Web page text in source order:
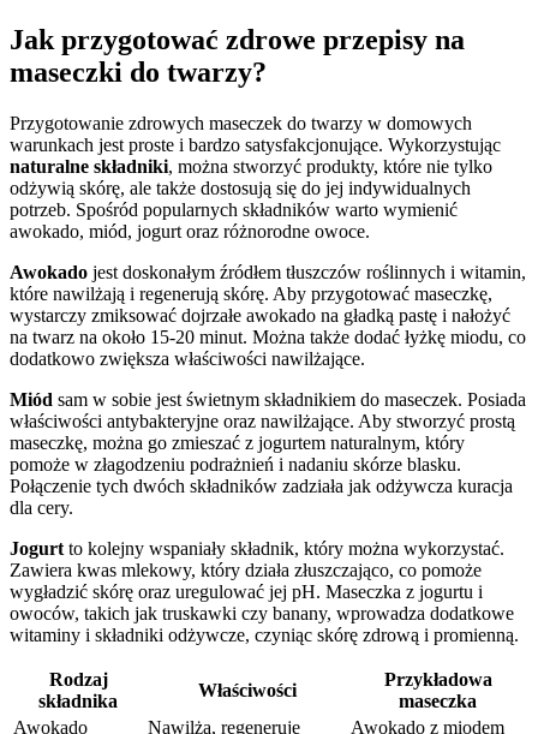
Jak przygotować zdrowe przepisy na
maseczki do twarzy?
Przygotowanie zdrowych maseczek do twarzy w domowych
warunkach jest proste i bardzo satysfakcjonujące. Wykorzystując
naturalne składniki, można stworzyć produkty, które nie tylko
odżywią skórę, ale także dostosują się do jej indywidualnych
potrzeb. Spośród popularnych składników warto wymienić
awokado, miód, jogurt oraz różnorodne owoce.
Awokado jest doskonałym źródłem tłuszczów roślinnych i witamin,
które nawilżają i regenerują skórę. Aby przygotować maseczkę,
wystarczy zmiksować dojrzałe awokado na gładką pastę i nałożyć
na twarz na około 15-20 minut. Można także dodać łyżkę miodu, co
dodatkowo zwiększa właściwości nawilżające.
Miód sam w sobie jest świetnym składnikiem do maseczek. Posiada
właściwości antybakteryjne oraz nawilżające. Aby stworzyć prostą
maseczkę, można go zmieszać z jogurtem naturalnym, który
pomoże w złagodzeniu podrażnień i nadaniu skórze blasku.
Połączenie tych dwóch składników zadziała jak odżywcza kuracja
dla cery.
Jogurt to kolejny wspaniały składnik, który można wykorzystać.
Zawiera kwas mlekowy, który działa złuszczająco, co pomoże
wygładzić skórę oraz uregulować jej pH. Maseczka z jogurtu i
owoców, takich jak truskawki czy banany, wprowadza dodatkowe
witaminy i składniki odżywcze, czyniąc skórę zdrową i promienną.
Rodzaj
składnika
Właściwości
Przykładowa
maseczka
Awokado
Nawilża, regeneruje
Awokado z miodem